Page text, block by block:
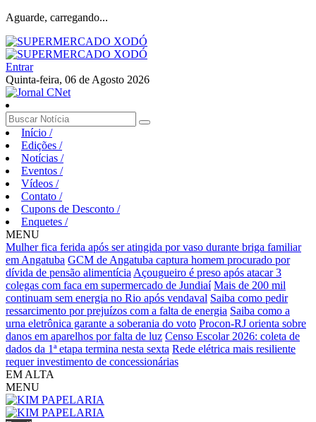
Aguarde, carregando...
Entrar
Quinta-feira, 06 de Agosto 2026
Início /
Edições /
Notícias /
Eventos /
Vídeos /
Contato /
Cupons de Desconto /
Enquetes /
MENU
Mulher fica ferida após ser atingida por vaso durante briga familiar
em Angatuba GCM de Angatuba captura homem procurado por
dívida de pensão alimentícia Açougueiro é preso após atacar 3
colegas com faca em supermercado de Jundiaí Mais de 200 mil
continuam sem energia no Rio após vendaval Saiba como pedir
ressarcimento por prejuízos com a falta de energia Saiba como a
urna eletrônica garante a soberania do voto Procon-RJ orienta sobre
danos em aparelhos por falta de luz Censo Escolar 2026: coleta de
dados da 1ª etapa termina nesta sexta Rede elétrica mais resiliente
requer investimento de concessionárias
EM ALTA
MENU